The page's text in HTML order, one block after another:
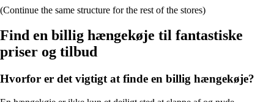
(Continue the same structure for the rest of the stores)
Find en billig hængekøje til fantastiske
priser og tilbud
Hvorfor er det vigtigt at finde en billig hængekøje?